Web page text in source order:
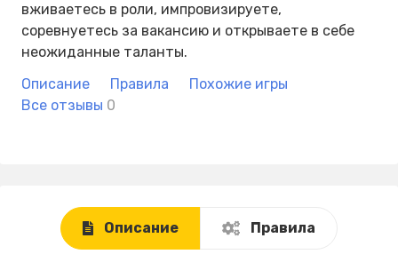
вживаетесь в роли, импровизируете,
соревнуетесь за вакансию и открываете в себе
неожиданные таланты.
Описание
Правила
Похожие игры
Все отзывы 0
Описание Правила